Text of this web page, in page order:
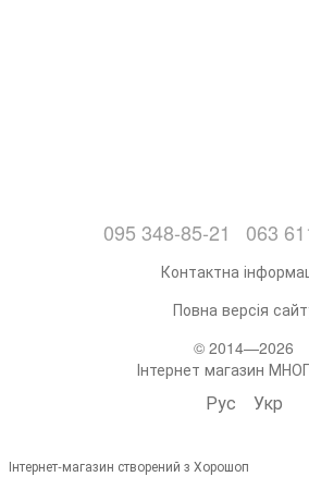
095 348-85-21 063
Контактна
Повна версія
© 2014—2026
Інтернет магазин
Рус Укр
Інтернет-магазин створений з Хорошоп